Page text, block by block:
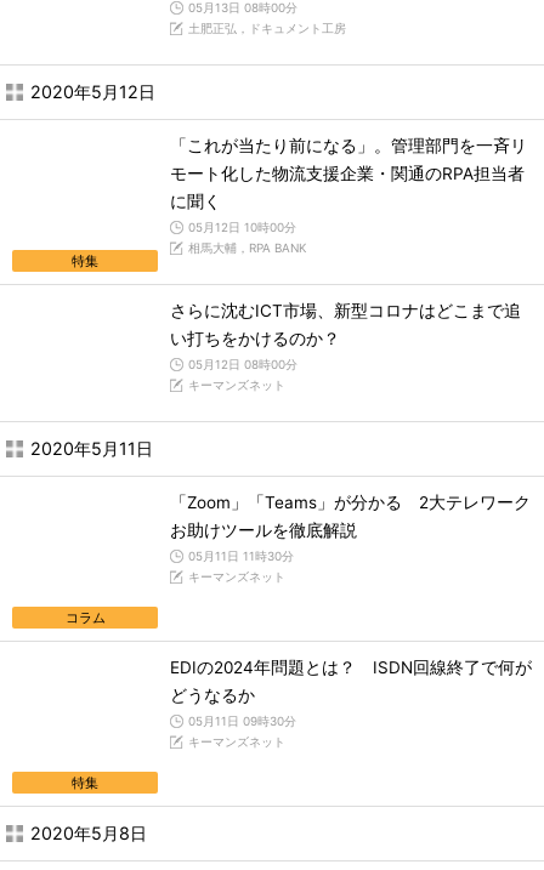
05月13日 08時00分
土肥正弘，ドキュメント工房
2020年5月12日
特集
「これが当たり前になる」。管理部門を一斉リ
モート化した物流支援企業・関通のRPA担当者
に聞く
05月12日 10時00分
相馬大輔，RPA BANK
さらに沈むICT市場、新型コロナはどこまで追
い打ちをかけるのか？
05月12日 08時00分
キーマンズネット
2020年5月11日
コラム
「Zoom」「Teams」が分かる 2大テレワーク
お助けツールを徹底解説
05月11日 11時30分
キーマンズネット
特集
EDIの2024年問題とは？ ISDN回線終了で何が
どうなるか
05月11日 09時30分
キーマンズネット
2020年5月8日